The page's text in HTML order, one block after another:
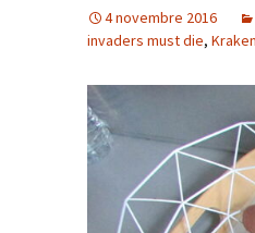
4 novembre 2016
invaders must die, Kraken